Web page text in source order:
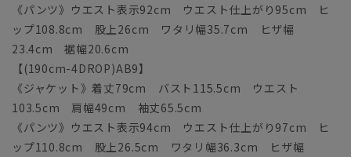
《パンツ》ウエスト表示92cm ウエスト仕上がり95cm ヒ
ップ108.8cm 股上26cm ワタリ幅35.7cm ヒザ幅
23.4cm 裾幅20.6cm
【(190cm-4DROP)AB9】
《ジャケット》着丈79cm バスト115.5cm ウエスト
103.5cm 肩幅49cm 袖丈65.5cm
《パンツ》ウエスト表示94cm ウエスト仕上がり97cm ヒ
ップ110.8cm 股上26.5cm ワタリ幅36.3cm ヒザ幅